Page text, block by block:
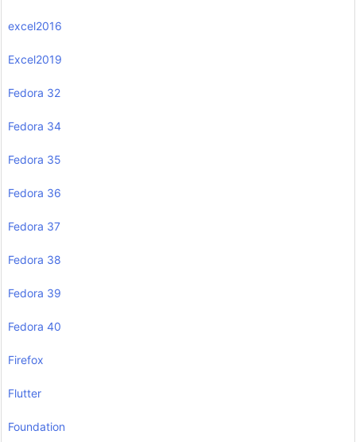
excel2016
Excel2019
Fedora 32
Fedora 34
Fedora 35
Fedora 36
Fedora 37
Fedora 38
Fedora 39
Fedora 40
Firefox
Flutter
Foundation